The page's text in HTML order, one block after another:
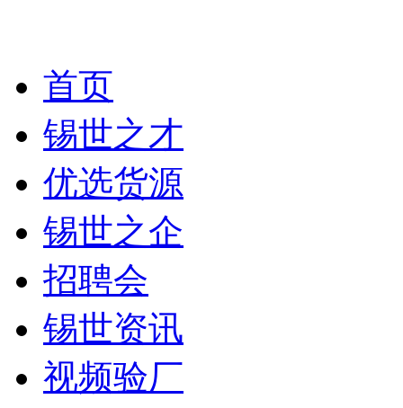
首页
锡世之才
优选货源
锡世之企
招聘会
锡世资讯
视频验厂